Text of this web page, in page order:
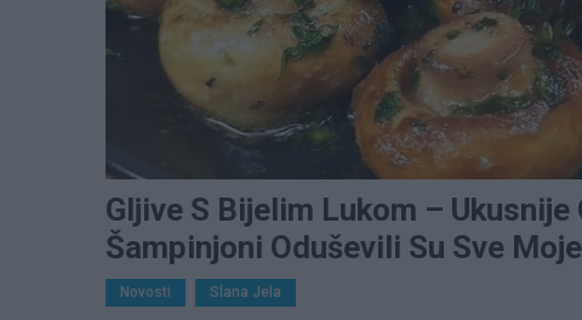
Gljive S Bijelim Lukom –
Šampinjoni Oduševili Su Sve
Novosti Slana Jela